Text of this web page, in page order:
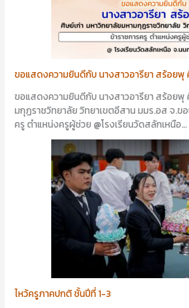
ขอแสดงความยินดีกับ นางสาวอารียา สร้อยพุ
ขอแสดงความยินดีกับ นางสาวอารียา สร้อยพุ
มกุฏราชวิทยาลัย วิทยาเขตอีสาน มมร.อส จ.ข
ครู ตำแหน่งครูผู้ช่วย @โรงเรียนวัดสลักเหนือ…
ไหว้ครูภาคปกติ ชั้นปีที่ 1-3